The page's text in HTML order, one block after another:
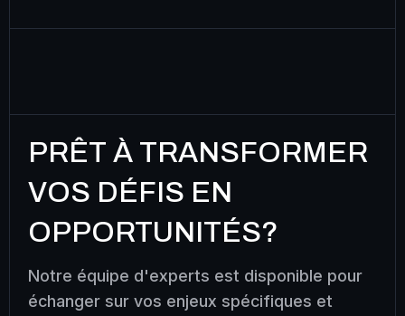
PRÊT À TRANSFORMER
VOS DÉFIS EN
OPPORTUNITÉS?
Notre équipe d'experts est disponible pour
échanger sur vos enjeux spécifiques et